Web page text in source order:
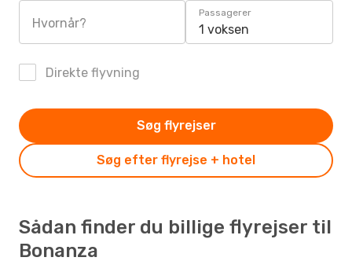
Hvornår?
Passagerer
1 voksen
Direkte flyvning
Søg efter flyrejse + hotel
Søg flyrejser
Sådan finder du billige flyrejser til
Bonanza